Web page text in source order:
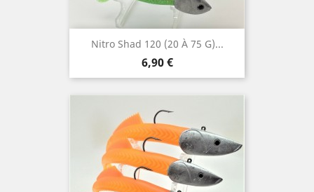
Nitro Shad 120 (20 À 75 G)...
Prix
6,90 €